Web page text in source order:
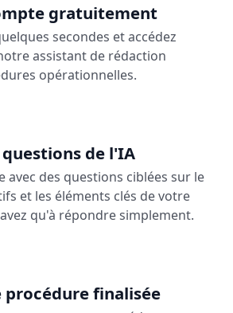
gratuitement
secondes et accédez
assistant de rédaction
opérationnelles.
de l'IA
avec des questions ciblées sur le
et les éléments clés de votre
qu'à répondre simplement.
finalisée